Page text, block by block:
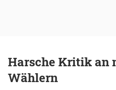
Harsche Kritik an
Wählern